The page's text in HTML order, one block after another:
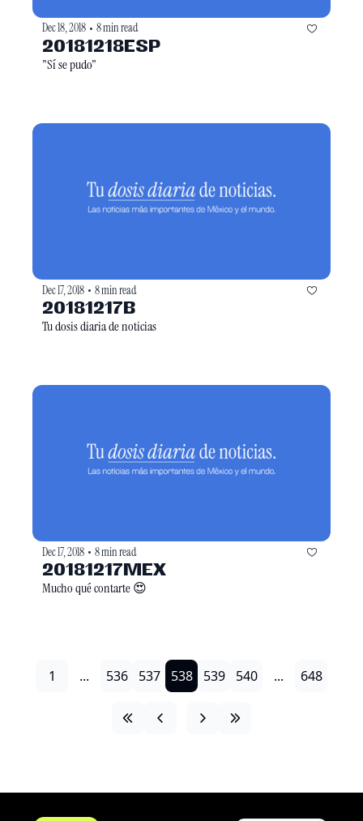
Dec 18, 2018 • 8 min read
20181218ESP
"Sí se pudo"
Dec 17, 2018 • 8 min read
20181217B
Tu dosis diaria de noticias
Dec 17, 2018 • 8 min read
20181217MEX
Mucho qué contarte 😍
1 ... 536 537 538 539 540 ... 648